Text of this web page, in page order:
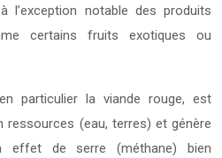
l’exception notable des produits
certains fruits exotiques ou
particulier la viande rouge, est
ressources (eau, terres) et génère
de serre (méthane) bien